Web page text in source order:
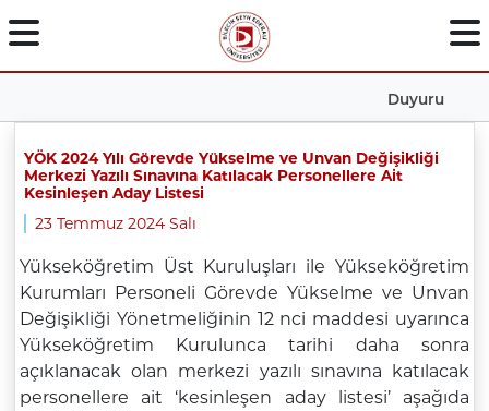
Duyuru
YÖK 2024 Yılı Görevde Yükselme ve Unvan Değişikliği
Merkezi Yazılı Sınavına Katılacak Personellere Ait
Kesinleşen Aday Listesi
23 Temmuz 2024 Salı
Yükseköğretim Üst Kuruluşları ile Yükseköğretim
Kurumları Personeli Görevde Yükselme ve Unvan
Değişikliği Yönetmeliğinin 12 nci maddesi uyarınca
Yükseköğretim Kurulunca tarihi daha sonra
açıklanacak olan merkezi yazılı sınavına katılacak
personellere ait ‘kesinleşen aday listesi’ aşağıda